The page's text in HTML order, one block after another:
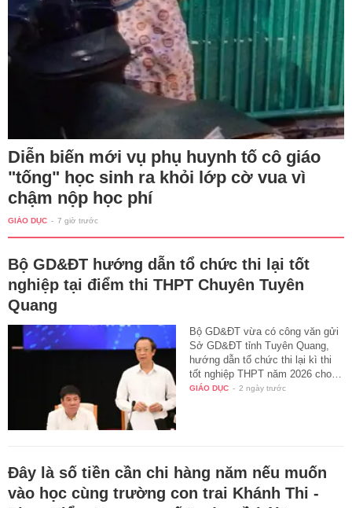
Diễn biến mới vụ phụ huynh tố cô giáo
"tống" học sinh ra khỏi lớp cờ vua vì
chậm nộp học phí
GIÁO DỤC - 7 giờ trước
Bộ GD&ĐT hướng dẫn tổ chức thi lại tốt
nghiệp tại điểm thi THPT Chuyên Tuyên
Quang
Bộ GD&ĐT vừa có công văn gửi
Sở GD&ĐT tỉnh Tuyên Quang,
hướng dẫn tổ chức thi lại kì thi
tốt nghiệp THPT năm 2026 cho…
GIÁO DỤC - 2 ngày trước
Đây là số tiền cần chi hàng năm nếu muốn
vào học cùng trường con trai Khánh Thi -